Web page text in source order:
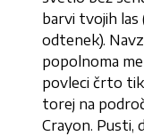
barvi tvojih las
odtenek).
popolnoma
povleci črto
torej na
Crayon. Pusti,